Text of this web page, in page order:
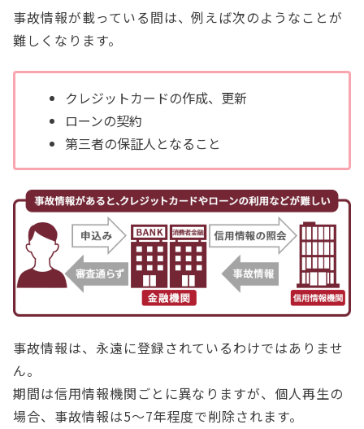
事故情報が載っている間は、例えば次のようなことが
難しくなります。
クレジットカードの作成、更新
ローンの契約
第三者の保証人となること
事故情報は、永遠に登録されているわけではありませ
ん。
期間は信用情報機関ごとに異なりますが、個人再生の
場合、事故情報は5～7年程度で削除されます。